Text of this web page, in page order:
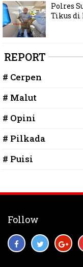
Polres
Tikus di
REPORT
# Cerpen
# Malut
# Opini
# Pilkada
# Puisi
Follow